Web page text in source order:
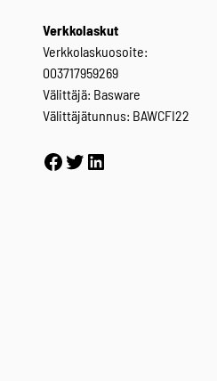
Verkkolaskut
Verkkolaskuosoite:
003717959269
Välittäjä: Basware
Välittäjätunnus: BAWCFI22